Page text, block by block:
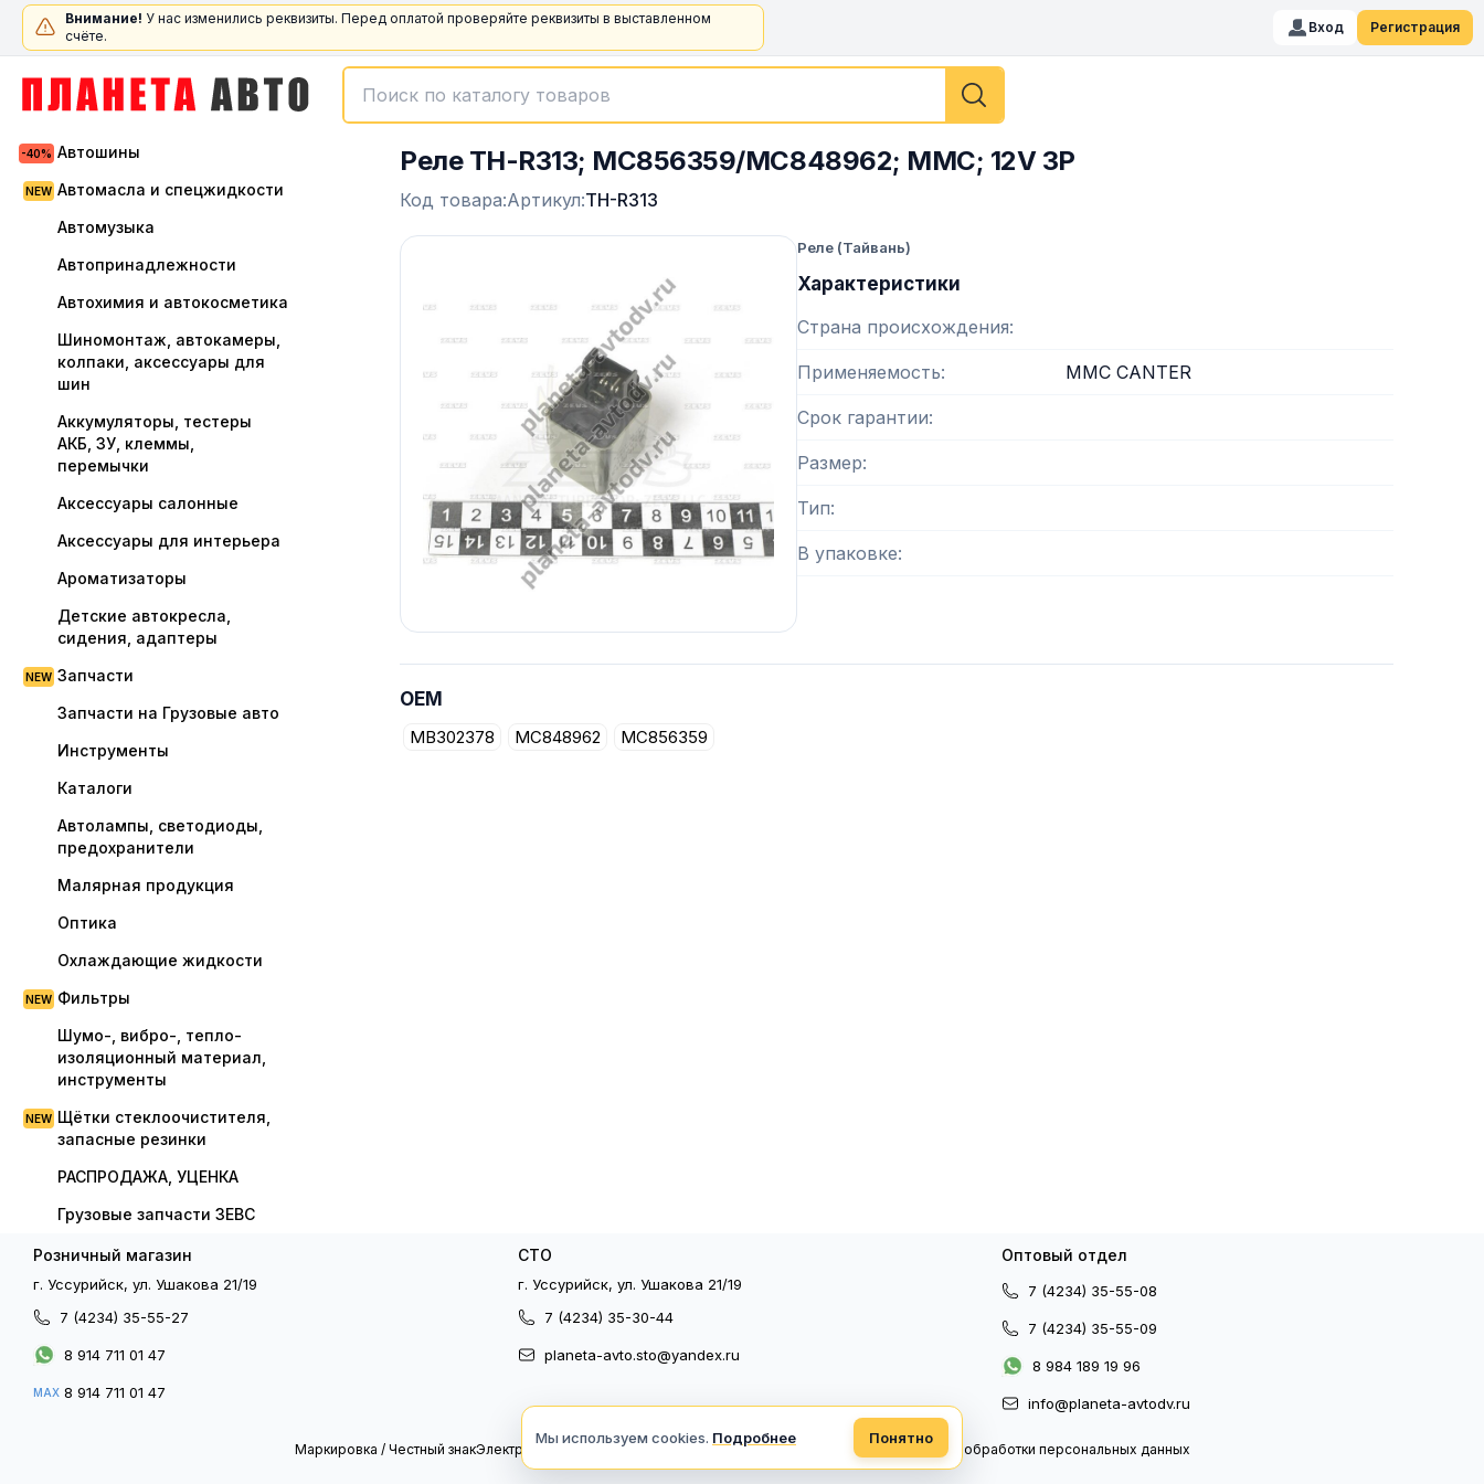
Внимание! У нас изменились реквизиты. Перед оплатой проверяйте реквизиты в выставленном
счёте.
Вход Регистрация
Автошины
Автомасла и спецжидкости
Автомузыка
Автопринадлежности
Автохимия и автокосметика
Шиномонтаж, автокамеры,
колпаки, аксессуары для
шин
Аккумуляторы, тестеры
АКБ, ЗУ, клеммы,
перемычки
Аксессуары салонные
Аксессуары для интерьера
Ароматизаторы
Детские автокресла,
сидения, адаптеры
Запчасти
Запчасти на Грузовые авто
Инструменты
Каталоги
Автолампы, светодиоды,
предохранители
Малярная продукция
Оптика
Охлаждающие жидкости
Фильтры
Шумо-, вибро-, тепло-
изоляционный материал,
инструменты
Щётки стеклоочистителя,
запасные резинки
РАСПРОДАЖА, УЦЕНКА
Грузовые запчасти ЗЕВС
Реле TH-R313; MC856359/MC848962; MMC; 12V 3P
Код товара:Артикул:TH-R313
Реле (Тайвань)
Характеристики
Страна происхождения
Применяемость MMC CANTER
Срок гарантии
Размер
Тип
В упаковке
OEM
MB302378 MC848962 MC856359
Розничный магазин
г. Уссурийск, ул. Ушакова 21/19
7 (4234) 35-55-27
8 914 711 01 47
MAX 8 914 711 01 47
СТО
г. Уссурийск, ул. Ушакова 21/19
7 (4234) 35-30-44
planeta-avto.sto@yandex.ru
Оптовый отдел
7 (4234) 35-55-08
7 (4234) 35-55-09
8 984 189 19 96
info@planeta-avtodv.ru
Маркировка / Честный знакЭлектронный документооборот Политика конфиденциальности Политика обработки персональных данных
Мы используем cookies. Подробнее Понятно